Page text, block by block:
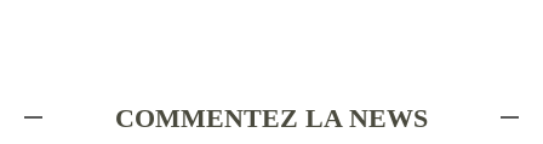
COMMENTEZ LA NEWS